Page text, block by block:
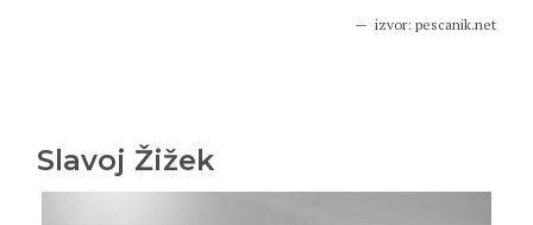
izvor: pescanik.net
Slavoj Žižek